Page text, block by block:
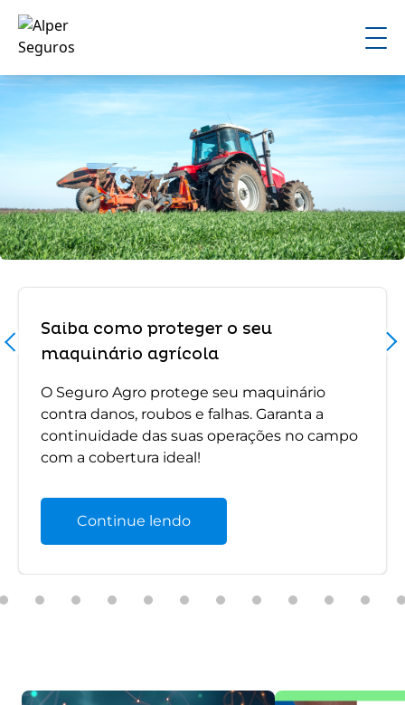
Saiba como proteger o seu
maquinário agrícola
O Seguro Agro protege seu maquinário
contra danos, roubos e falhas. Garanta a
continuidade das suas operações no campo
com a cobertura ideal!
Continue lendo